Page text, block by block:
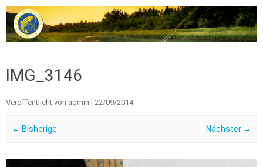
IMG_3146
Veröffentlicht von admin | 22/09/2014
← Bisherige Nächster →